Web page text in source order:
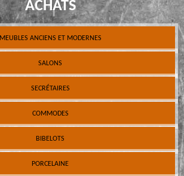
ACHATS
MEUBLES ANCIENS ET MODERNES
SALONS
SECRÉTAIRES
COMMODES
BIBELOTS
PORCELAINE